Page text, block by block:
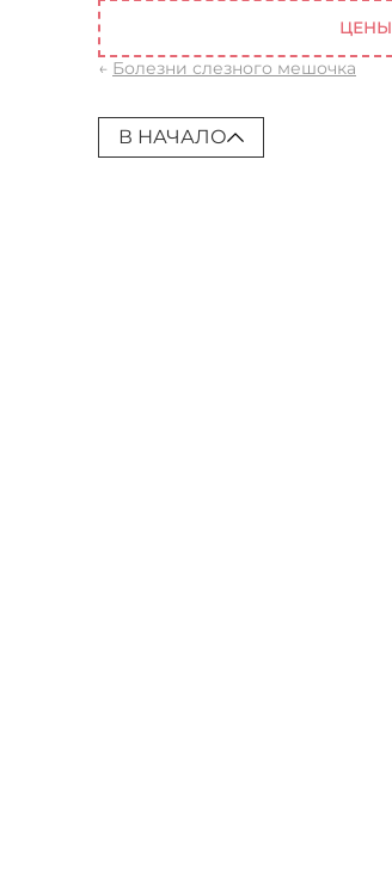
ЦЕНЫ
← Болезни слезного мешочка
В НАЧАЛО